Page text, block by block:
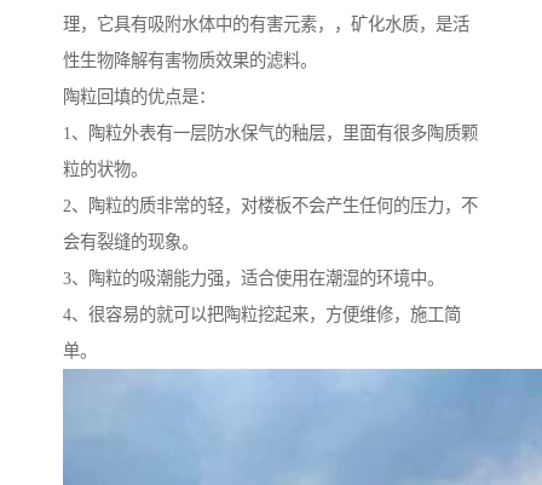
理，它具有吸附水体中的有害元素，，矿化水质，是活
性生物降解有害物质效果的滤料。
陶粒回填的优点是：
1、陶粒外表有一层防水保气的釉层，里面有很多陶质颗
粒的状物。
2、陶粒的质非常的轻，对楼板不会产生任何的压力，不
会有裂缝的现象。
3、陶粒的吸潮能力强，适合使用在潮湿的环境中。
4、很容易的就可以把陶粒挖起来，方便维修，施工简
单。